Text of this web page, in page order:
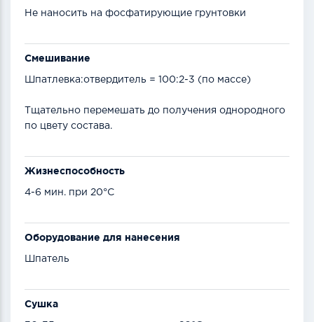
Не наносить на фосфатирующие грунтовки
Смешивание
Шпатлевка:отвердитель = 100:2-3 (по массе)
Тщательно перемешать до получения однородного
по цвету состава.
Жизнеспособность
4-6 мин. при 20°С
Оборудование для нанесения
Шпатель
Сушка